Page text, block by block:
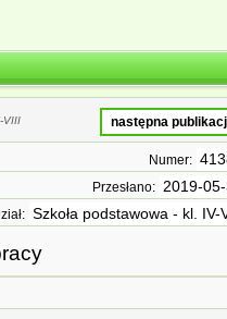
VIII następna
Numer:
Przesłano: 2019-
Szkoła podstawowa - kl. IV-